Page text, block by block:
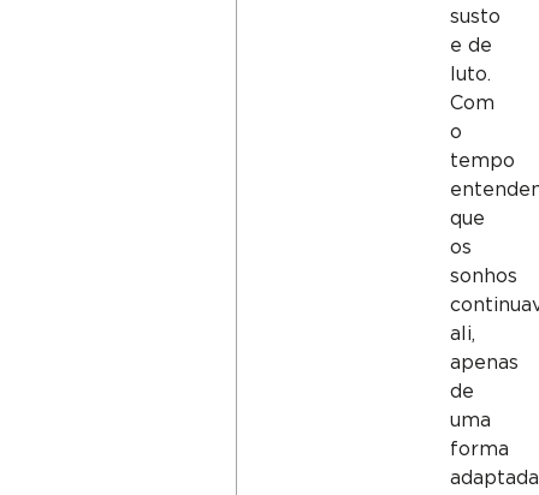
susto
e de
luto.
Com
o
tempo
que
os
sonhos
ali,
apenas
de
uma
forma